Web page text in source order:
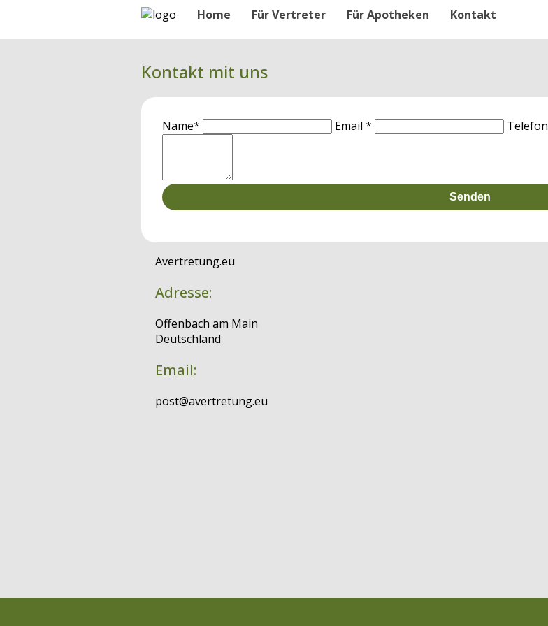
Home Für Vertreter Für Apotheken Kontakt
Kontakt mit uns
Name* Email * Telefon
Senden
Avertretung.eu
Adresse:
Offenbach am Main
Deutschland
Email:
post@avertretung.eu